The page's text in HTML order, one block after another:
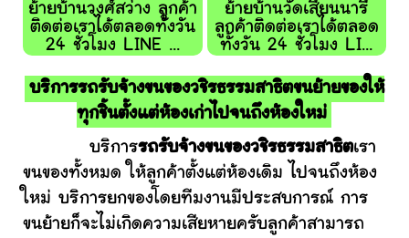
ย้ายบ้านวงศ์สว่าง ลูกค้า
ติดต่อเราได้ตลอดทั้งวัน
24 ชั่วโมง LINE ...
ย้ายบ้านวัดเสียนนารี
ลูกค้าติดต่อเราได้ตลอด
ทั้งวัน 24 ชั่วโมง LI...
บริการรถรับจ้างขนของวชิรธรรมสาธิตขนย้ายของให้
ทุกชิ้นตั้งแต่ห้องเก่าไปจนถึงห้องใหม่
บริการรถรับจ้างขนของวชิรธรรมสาธิตเรา
ขนของทั้งหมด ให้ลูกค้าตั้งแต่ห้องเดิม ไปจนถึงห้อง
ใหม่ บริการยกของโดยทีมงานมีประสบการณ์ การ
ขนย้ายก็จะไม่เกิดความเสียหายครับลูกค้าสามารถ